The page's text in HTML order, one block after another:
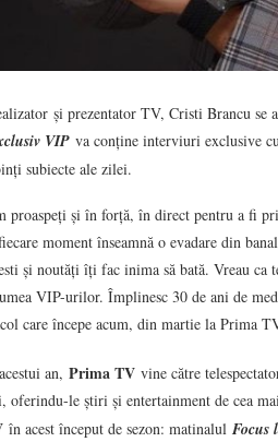
și prezentator TV, Cristi Brancu
VIP va conține interviuri exclusive
subiecte ale zilei.
proaspeți și în forță, în direct pentru a fi
moment înseamnă o evadare din
și noutăți îți fac inima să bată. Vreau ca
VIP-urilor. Împlinesc 30 de ani de
care începe acum, din martie la Prima
an, Prima TV vine către
oferindu-le știri și entertainment de cea
în acest început de sezon: matinalul Focus